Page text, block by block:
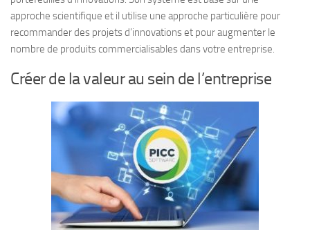
approche scientifique et il utilise une approche particulière pour
recommander des projets d’innovations et pour augmenter le
nombre de produits commercialisables dans votre entreprise.
Créer de la valeur au sein de l’entreprise